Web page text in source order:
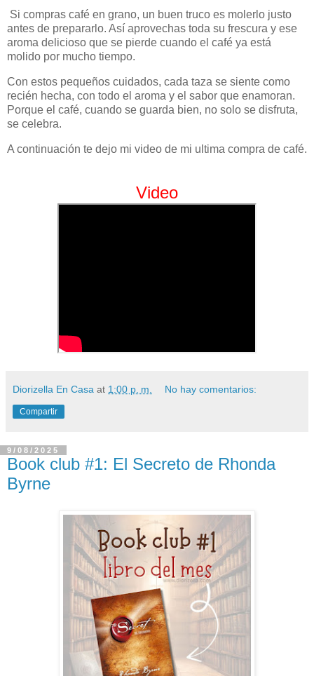
Si compras café en grano, un buen truco es molerlo justo
antes de prepararlo. Así aprovechas toda su frescura y ese
aroma delicioso que se pierde cuando el café ya está
molido por mucho tiempo.
Con estos pequeños cuidados, cada taza se siente como
recién hecha, con todo el aroma y el sabor que enamoran.
Porque el café, cuando se guarda bien, no solo se disfruta,
se celebra.
A continuación te dejo mi video de mi ultima compra de café.
Video
Diorizella En Casa at 1:00 p. m. No hay comentarios:
Compartir
9/08/2025
Book club #1: El Secreto de Rhonda
Byrne